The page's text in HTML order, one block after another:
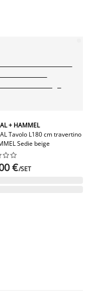
+ HAMMEL
Tavolo L180 cm travertino
Sedie beige



€/SET